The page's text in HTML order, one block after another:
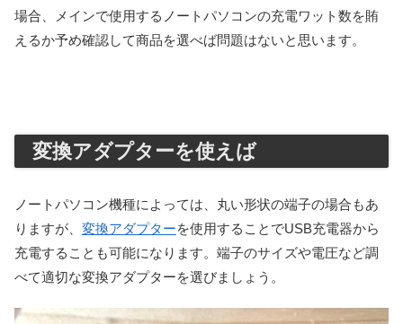
場合、メインで使用するノートパソコンの充電ワット数を賄
えるか予め確認して商品を選べば問題はないと思います。
変換アダプターを使えば
ノートパソコン機種によっては、丸い形状の端子の場合もあ
りますが、 変換アダプターを使用することでUSB充電器から
充電することも可能になります。端子のサイズや電圧など調
べて適切な変換アダプターを選びましょう。